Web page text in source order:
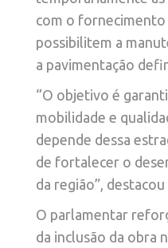
com o fornecimento
possibilitem a
a pavimentação
“O objetivo é
mobilidade e
depende dessa
de fortalecer o
da região”,
O parlamentar
da inclusão da obra